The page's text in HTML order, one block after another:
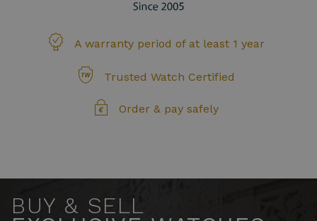
A warranty period of at least 1 year
Trusted Watch Certified
Order & pay safely
BUY & SELL